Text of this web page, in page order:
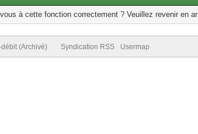
à cette fonction correctement ? Veuillez revenir en
(Archivé) Syndication RSS Usermap